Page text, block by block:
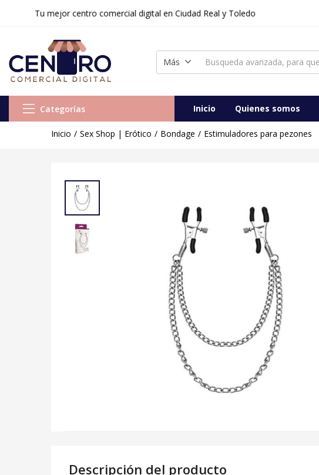
Tu mejor centro comercial digital en Ciudad Real y Toledo
Más
Categorías Inicio Quienes somos
Inicio Sex Shop | Erótico Bondage Estimuladores para pezones
Descripción del producto